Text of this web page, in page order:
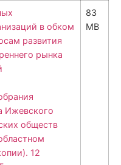
в обком
развития
рынка
Ижевского
обществ
12
83
MB